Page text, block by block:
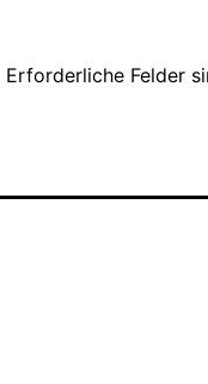
Erforderliche Felder